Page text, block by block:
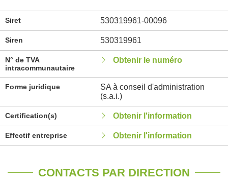
Siret 530319961-00096
Siren 530319961
N° de TVA
intracommunautaire
Obtenir le numéro
Forme juridique
SA à conseil d'administration
(s.a.i.)
Certification(s) Obtenir l'information
Effectif entreprise Obtenir l'information
CONTACTS PAR DIRECTION